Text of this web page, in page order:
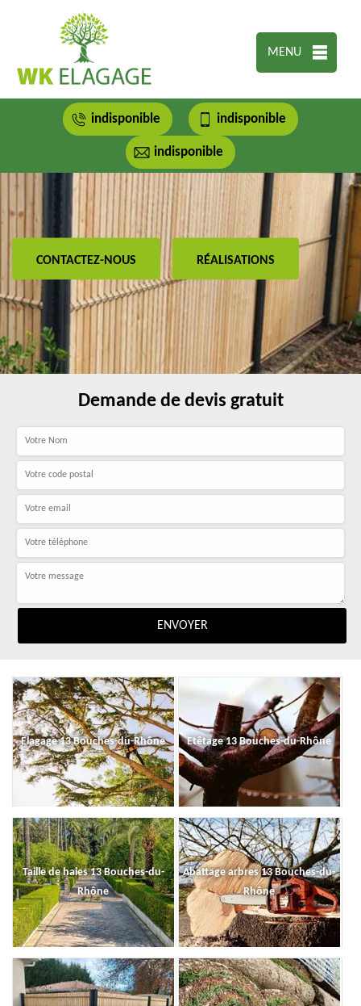
MENU
indisponible indisponible
indisponible
CONTACTEZ-NOUS RÉALISATIONS
Demande de devis gratuit
Elagage 13 Bouches-du-Rhône Etêtage 13 Bouches-du-Rhône
Taille de haies 13 Bouches-du-
Rhône
Abattage arbres 13 Bouches-du-
Rhône